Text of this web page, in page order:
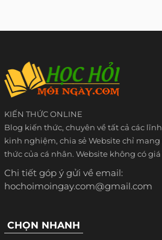
KIẾN THỨC ONLINE
Blog kiến thức, chuyên về tất cả các
kinh nghiệm, chia sẻ Website chỉ
thức của cá nhân. Website không có
Chi tiết góp ý gửi về email:
hochoimoingay.com@gmail.com
CHỌN NHANH